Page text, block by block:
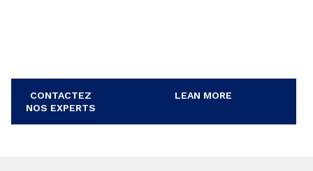
CONTACTEZ
NOS EXPERTS
LEAN MORE